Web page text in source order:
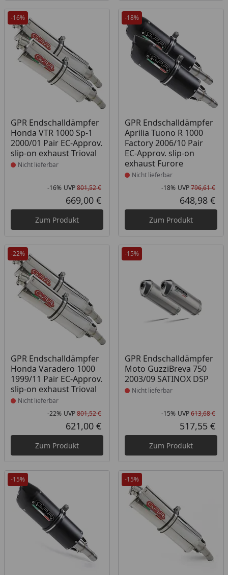
-16%
GPR Endschalldämpfer
Honda VTR 1000 Sp-1
2000/01 Pair EC-Approv.
slip-on exhaust Trioval
Produkt nicht lieferbar
Nicht lieferbar
Rabatt in Prozent
-16%
Ursprünglicher Preis
UVP801,52 €
Aktueller Preis
669,00 €
Zum Produkt
-18%
GPR Endschalldämpfer
Aprilia Tuono R 1000
Factory 2006/10 Pair
EC-Approv. slip-on
exhaust Furore
Produkt nicht lieferbar
Nicht lieferbar
-18% UVP796,61 €
648,98 €
Zum Produkt
-22%
GPR Endschalldämpfer
Honda Varadero 1000
1999/11 Pair EC-Approv.
slip-on exhaust Trioval
Produkt nicht lieferbar
Nicht lieferbar
Rabatt in Prozent
-22%
Ursprünglicher Preis
UVP801,52 €
Aktueller Preis
621,00 €
Zum Produkt
-15%
GPR Endschalldämpfer
Moto GuzziBreva 750
2003/09 SATINOX DSP
Produkt nicht lieferbar
Nicht lieferbar
-15% UVP613,68 €
517,55 €
Zum Produkt
-15% -15%